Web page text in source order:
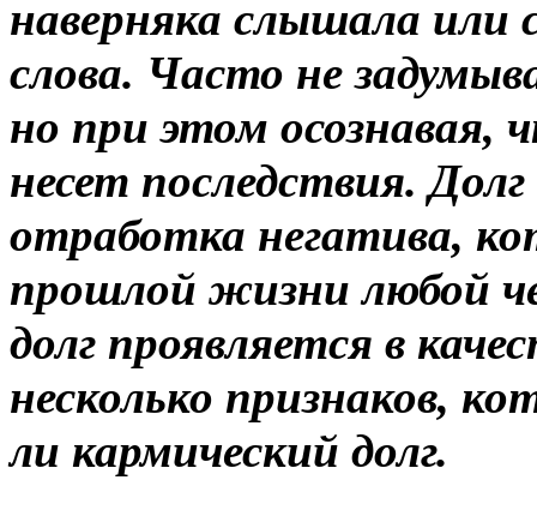
наверняка слышала или
слова. Часто не
но при этом
несет последствия.
отработка негатива,
прошлой жизни любой
долг проявляется в
несколько признаков,
ли кармический долг.